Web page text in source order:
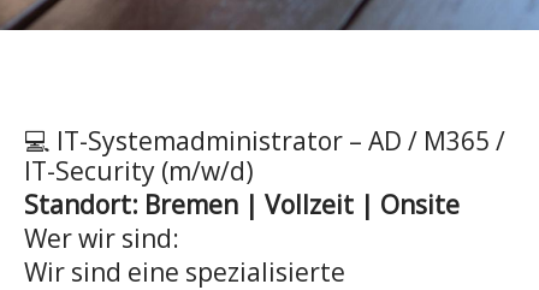
💻 IT-Systemadministrator – AD / M365 /
IT-Security (m/w/d)
Standort: Bremen | Vollzeit | Onsite
Wer wir sind:
Wir sind eine spezialisierte